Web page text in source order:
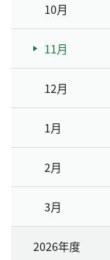
10月
11月
12月
1月
2月
3月
2026年度